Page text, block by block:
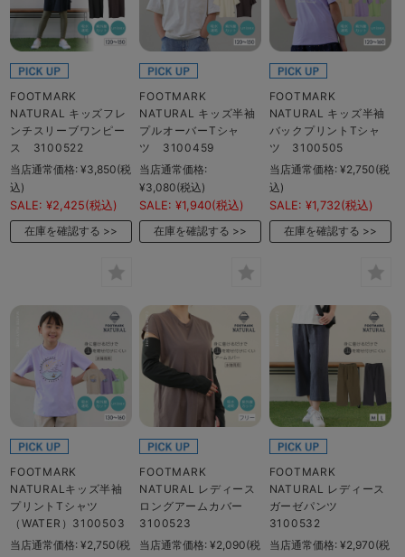
FOOTMARK
NATURAL キッズフレ
ンチスリーブワンピー
ス 3100522
当店通常価格: ¥3,850(税
込)
SALE: ¥2,425(税込)
在庫を確認する
FOOTMARK
NATURAL キッズ半袖
プルオーバーTシャ
ツ 3100459
当店通常価格:
¥3,080(税込)
SALE: ¥1,940(税込)
在庫を確認する
FOOTMARK
NATURAL キッズ半袖
バックプリントTシャ
ツ 3100505
当店通常価格: ¥2,750(税
込)
SALE: ¥1,732(税込)
在庫を確認する
FOOTMARK
NATURALキッズ半袖
プリントTシャツ
（WATER）3100503
当店通常価格: ¥2,750(税
FOOTMARK
NATURAL レディース
ロングアームカバー
3100523
当店通常価格: ¥2,090(税
FOOTMARK
NATURAL レディース
ガーゼパンツ
3100532
当店通常価格: ¥2,970(税